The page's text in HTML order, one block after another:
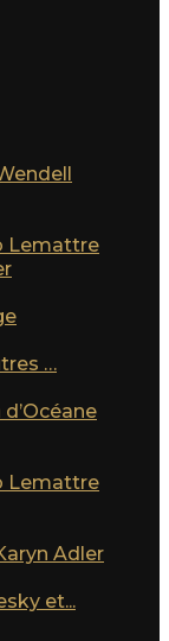
Lemattre
…
Lemattre
Adler
et...